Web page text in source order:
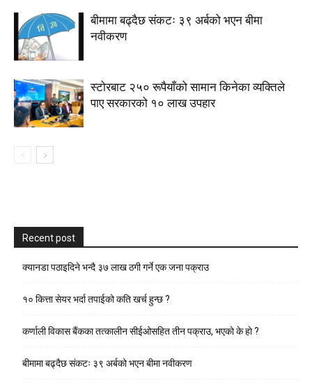
बीमामा बढ्दैछ संकटः ३९ अर्बको भएन बीमा
नवीकरण
स्टाेरबाट २५० रूपैयाँको सामान किनेका व्यक्तिले
पाए सरकारको १० लाख उपहार
Recent post
क्यानडा पठाइदिने भन्दै ३७ लाख ठगी गर्ने एक जना पक्राउ
१० कित्ता सेयर भर्दा तपाईको कति खर्च हुन्छ ?
कर्णाली विकास बैंकका तत्कालीन सीईओसहित तीन पक्राउ, भएकाे के हाे ?
बीमामा बढ्दैछ संकटः ३९ अर्बको भएन बीमा नवीकरण